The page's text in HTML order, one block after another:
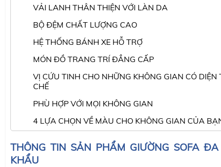
VẢI LANH THÂN THIỆN VỚI LÀN DA
BỘ ĐỆM CHẤT LƯỢNG CAO
HỆ THỐNG BÁNH XE HỖ TRỢ
MÓN ĐỒ TRANG TRÍ ĐẲNG CẤP
VỊ CỨU TINH CHO NHỮNG KHÔNG GIAN CÓ DIỆN
CHẾ
PHÙ HỢP VỚI MỌI KHÔNG GIAN
4 LỰA CHỌN VỀ MÀU CHO KHÔNG GIAN CỦA
THÔNG TIN SẢN PHẨM GIƯỜNG SOFA
KHẨU